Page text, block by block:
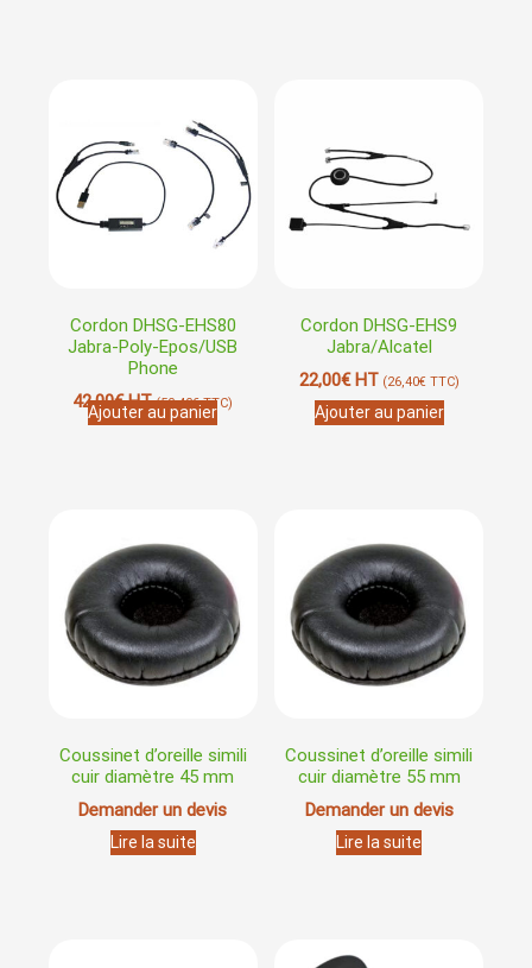
Cordon DHSG-EHS80
Jabra-Poly-Epos/USB
Phone
42,00€HT (50,40€TTC)
Ajouter au panier
Cordon DHSG-EHS9
Jabra/Alcatel
22,00€HT (26,40€TTC)
Ajouter au panier
Coussinet d’oreille simili
cuir diamètre 45 mm
Demander un devis
Lire la suite
Coussinet d’oreille simili
cuir diamètre 55 mm
Demander un devis
Lire la suite